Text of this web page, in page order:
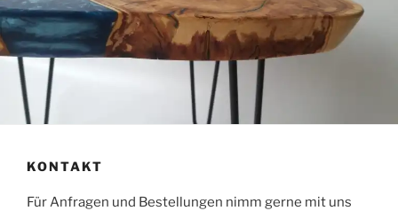
KONTAKT
Für Anfragen und Bestellungen nimm gerne mit uns